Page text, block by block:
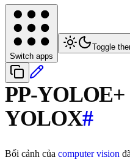
Switch apps
Toggle
PP-YOLOE+
YOLOX#
Bối cảnh của computer vision